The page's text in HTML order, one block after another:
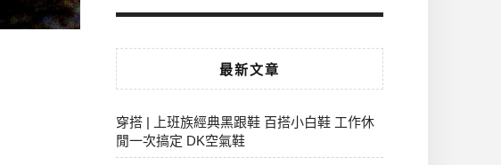
最新文章
穿搭 | 上班族經典黑跟鞋 百搭小白鞋 工作休
閒一次搞定 DK空氣鞋